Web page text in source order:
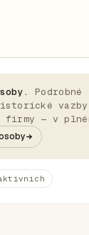
firmy — v